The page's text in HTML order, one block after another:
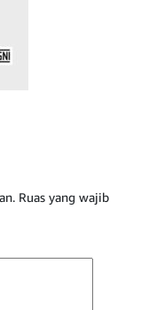
Ruas yang wajib